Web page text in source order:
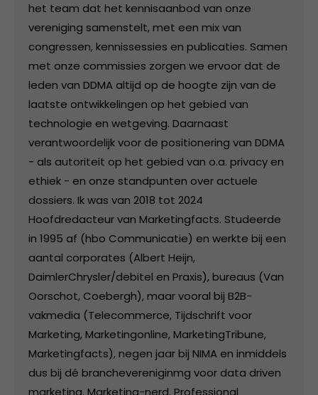
het team dat het kennisaanbod van onze
vereniging samenstelt, met een mix van
congressen, kennissessies en publicaties. Samen
met onze commissies zorgen we ervoor dat de
leden van DDMA altijd op de hoogte zijn van de
laatste ontwikkelingen op het gebied van
technologie en wetgeving. Daarnaast
verantwoordelijk voor de positionering van DDMA
- als autoriteit op het gebied van o.a. privacy en
ethiek - en onze standpunten over actuele
dossiers. Ik was van 2018 tot 2024
Hoofdredacteur van Marketingfacts. Studeerde
in 1995 af (hbo Communicatie) en werkte bij een
aantal corporates (Albert Heijn,
DaimlerChrysler/debitel en Praxis), bureaus (Van
Oorschot, Coebergh), maar vooral bij B2B-
vakmedia (Telecommerce, Tijdschrift voor
Marketing, Marketingonline, MarketingTribune,
Marketingfacts), negen jaar bij NIMA en inmiddels
dus bij dé branchevereniginmg voor data driven
marketing. Marketing-nerd. Professional